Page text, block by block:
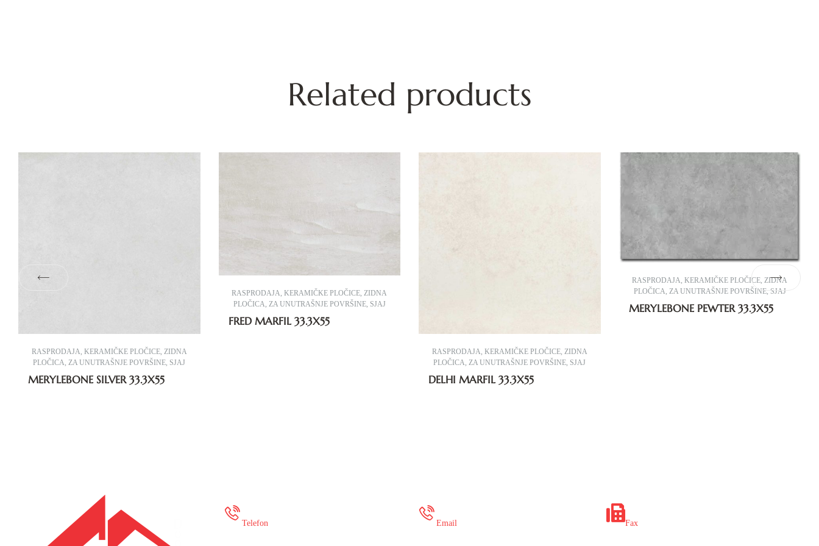
Related products
RASPRODAJA, KERAMIČKE PLOČICE, ZIDNA
PLOČICA,ZA UNUTRAŠNJE POVRŠINE, SJAJ
MERYLEBONE SILVER 33.3X55
RASPRODAJA ,KERAMIČKE PLOČICE ZIDNA
PLOČICA ZA UNUTRAŠNJE POVRŠINE, SJAJ
FRED MARFIL 33.3X55
RASPRODAJA, KERAMIČKE PLOČICE, ZIDNA
PLOČICA,ZA UNUTRAŠNJE POVRŠINE, SJAJ
DELHI MARFIL 33.3X55
RASPRODAJA,KERAMIČKE PLOČICE,ZIDNA
PLOČICA, ZA UNUTRAŠNJE POVRŠINE, SJAJ
MERYLEBONE PEWTER 33.3X55
Telefon Email
+387 35 649 703
Fax